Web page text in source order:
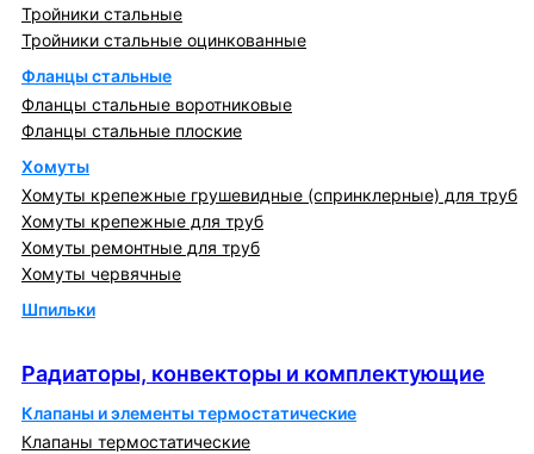
Тройники стальные
Тройники стальные оцинкованные
Фланцы стальные
Фланцы стальные воротниковые
Фланцы стальные плоские
Хомуты
Хомуты крепежные грушевидные (спринклерные) для труб
Хомуты крепежные для труб
Хомуты ремонтные для труб
Хомуты червячные
Шпильки
Радиаторы, конвекторы и комплектующие
Клапаны и элементы термостатические
Клапаны термостатические